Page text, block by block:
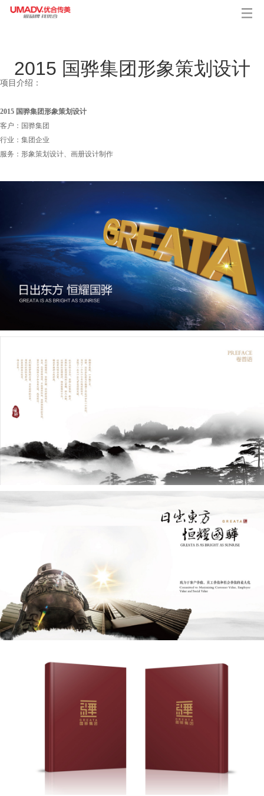
2015 国骅集团形象策划设计
项目介绍：
2015 国骅集团形象策划设计
客户：国骅集团
行业：集团企业
服务：形象策划设计、画册设计制作